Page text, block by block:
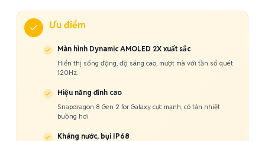
Ưu điểm
Màn hình Dynamic AMOLED 2X xuất sắc
Hiển thị sống động, độ sáng cao, mượt mà với tần số quét
120Hz.
Hiệu năng đỉnh cao
Snapdragon 8 Gen 2 for Galaxy cực mạnh, có tản nhiệt
buồng hơi.
Kháng nước, bụi IP68